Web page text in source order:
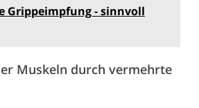
Grippeimpfung - sinnvoll
Muskeln durch vermehrte